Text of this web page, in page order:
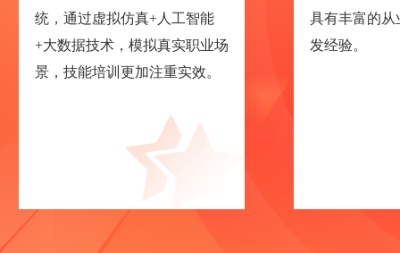
统，通过虚拟仿真+人工智能
+大数据技术，模拟真实职业场
景，技能培训更加注重实效。
具有丰富的
发经验。